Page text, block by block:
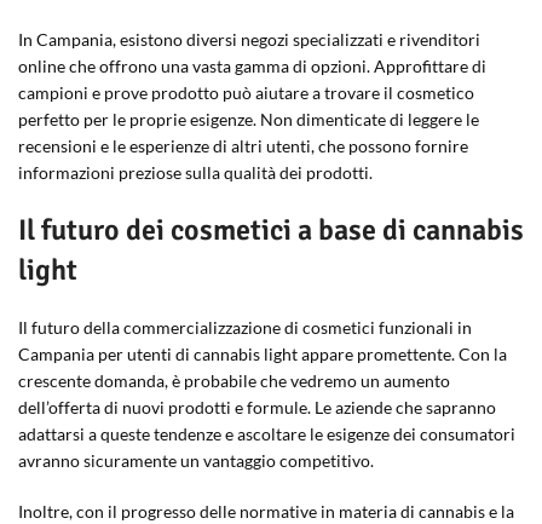
In Campania, esistono diversi negozi specializzati e rivenditori
online che offrono una vasta gamma di opzioni. Approfittare di
campioni e prove prodotto può aiutare a trovare il cosmetico
perfetto per le proprie esigenze. Non dimenticate di leggere le
recensioni e le esperienze di altri utenti, che possono fornire
informazioni preziose sulla qualità dei prodotti.
Il futuro dei cosmetici a base di cannabis
light
Il futuro della commercializzazione di cosmetici funzionali in
Campania per utenti di cannabis light appare promettente. Con la
crescente domanda, è probabile che vedremo un aumento
dell’offerta di nuovi prodotti e formule. Le aziende che sapranno
adattarsi a queste tendenze e ascoltare le esigenze dei consumatori
avranno sicuramente un vantaggio competitivo.
Inoltre, con il progresso delle normative in materia di cannabis e la